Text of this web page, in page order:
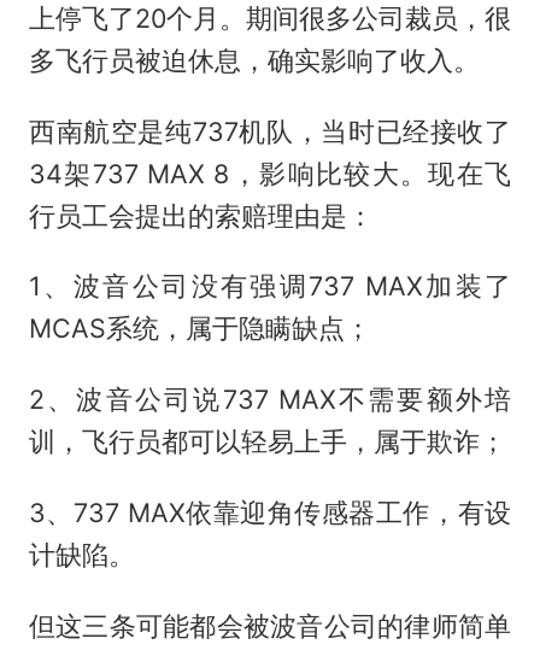
上停飞了20个月。期间很多公司裁员，很
多飞行员被迫休息，确实影响了收入。
西南航空是纯737机队，当时已经接收了
34架737 MAX 8，影响比较大。现在飞
行员工会提出的索赔理由是：
1、波音公司没有强调737 MAX加装了
MCAS系统，属于隐瞒缺点；
2、波音公司说737 MAX不需要额外培
训，飞行员都可以轻易上手，属于欺诈；
3、737 MAX依靠迎角传感器工作，有设
计缺陷。
但这三条可能都会被波音公司的律师简单